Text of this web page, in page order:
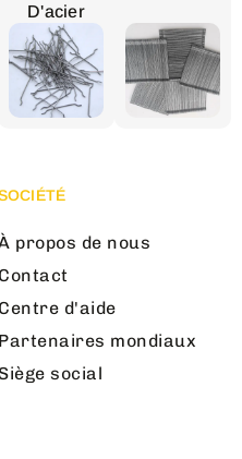
D'acier
propos de nous
Contact
Centre d'aide
Partenaires mondiaux
Siège social